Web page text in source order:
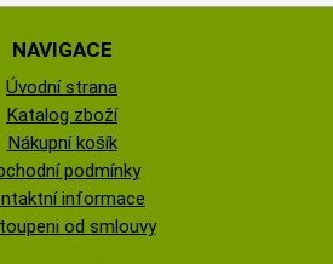
NAVIGACE
Úvodní strana
Katalog zboží
Nákupní košík
podmínky
informace
od smlouvy